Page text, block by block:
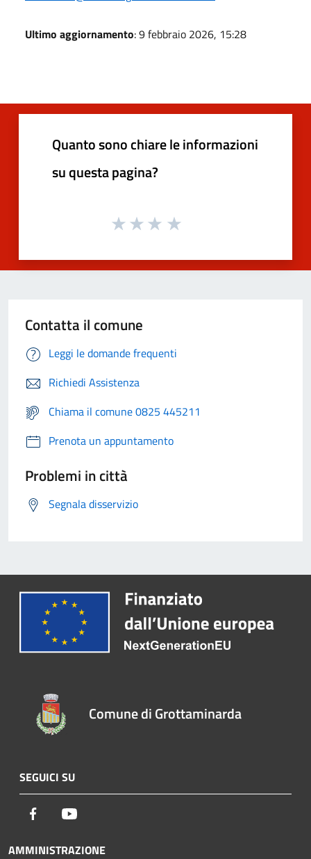
Ultimo aggiornamento: 9 febbraio 2026, 15:28
Quanto sono chiare le informazioni
su questa pagina?
Contatta il comune
Leggi le domande frequenti
Richiedi Assistenza
Chiama il comune 0825 445211
Prenota un appuntamento
Problemi in città
Segnala disservizio
Comune di Grottaminarda
SEGUICI SU
Facebook
AMMINISTRAZIONE